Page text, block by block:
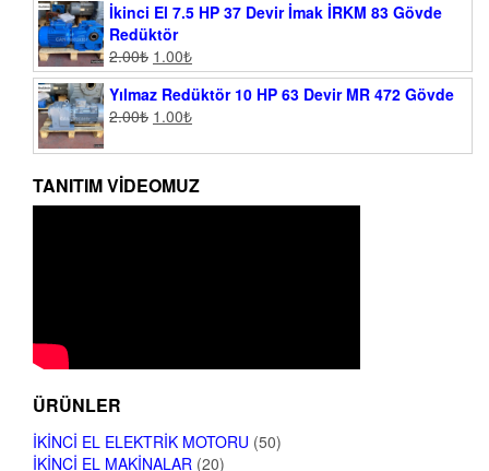
İkinci El 7.5 HP 37 Devir İmak İRKM 83 Gövde
Redüktör
2.00₺ 1.00₺
Yılmaz Redüktör 10 HP 63 Devir MR 472 Gövde
2.00₺ 1.00₺
TANITIM VIDEOMUZ
ÜRÜNLER
İKINCI EL ELEKTRIK MOTORU (50)
İKINCI EL MAKINALAR (20)